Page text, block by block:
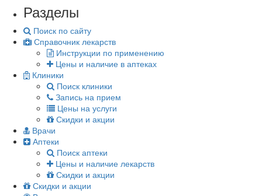
Разделы
Поиск по сайту
Справочник лекарств
Инструкции по применению
Цены и наличие в аптеках
Клиники
Поиск клиники
Запись на прием
Цены на услуги
Скидки и акции
Врачи
Аптеки
Поиск аптеки
Цены и наличие лекарств
Скидки и акции
Скидки и акции